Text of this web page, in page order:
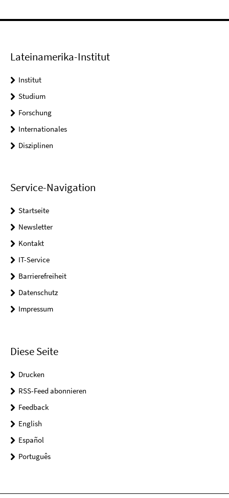
Lateinamerika-Institut
Institut
Studium
Forschung
Internationales
Disziplinen
Service-Navigation
Startseite
Newsletter
Kontakt
IT-Service
Barrierefreiheit
Datenschutz
Impressum
Diese Seite
Drucken
RSS-Feed abonnieren
Feedback
English
Español
Português